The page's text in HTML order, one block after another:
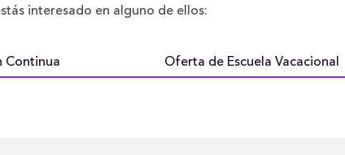
interesado en alguno de ellos:
Continua Oferta de Escuela Vacacional